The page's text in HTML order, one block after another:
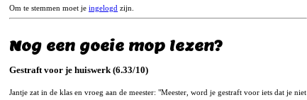
Om te stemmen moet je ingelogd zijn.
Nog een goeie mop lezen?
Gestraft voor je huiswerk (6.33/10)
Jantje zat in de klas en vroeg aan de meester: "Meester, word je gestraft voor iets dat je niet